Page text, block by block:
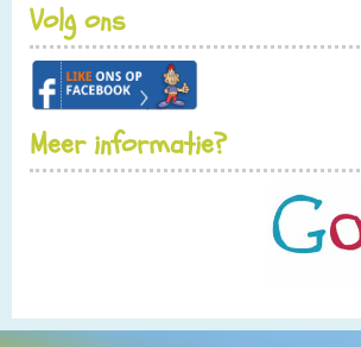
Volg ons
Meer informatie?